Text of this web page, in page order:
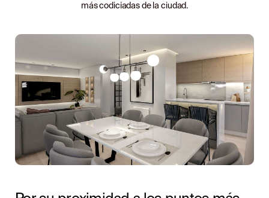
más codiciadas de la ciudad.